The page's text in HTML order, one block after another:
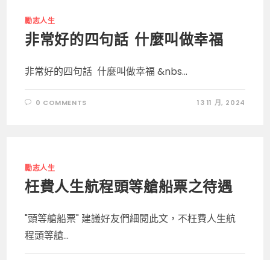
勵志人生
非常好的四句話 什麼叫做幸福
非常好的四句話 什麼叫做幸福 &nbs...
0 COMMENTS 13 11 月, 2024
勵志人生
枉費人​​生航程頭等艙船票之待遇
"頭等艙船票" 建議好友們細閱此文，不枉費人​​生航
程頭等艙...